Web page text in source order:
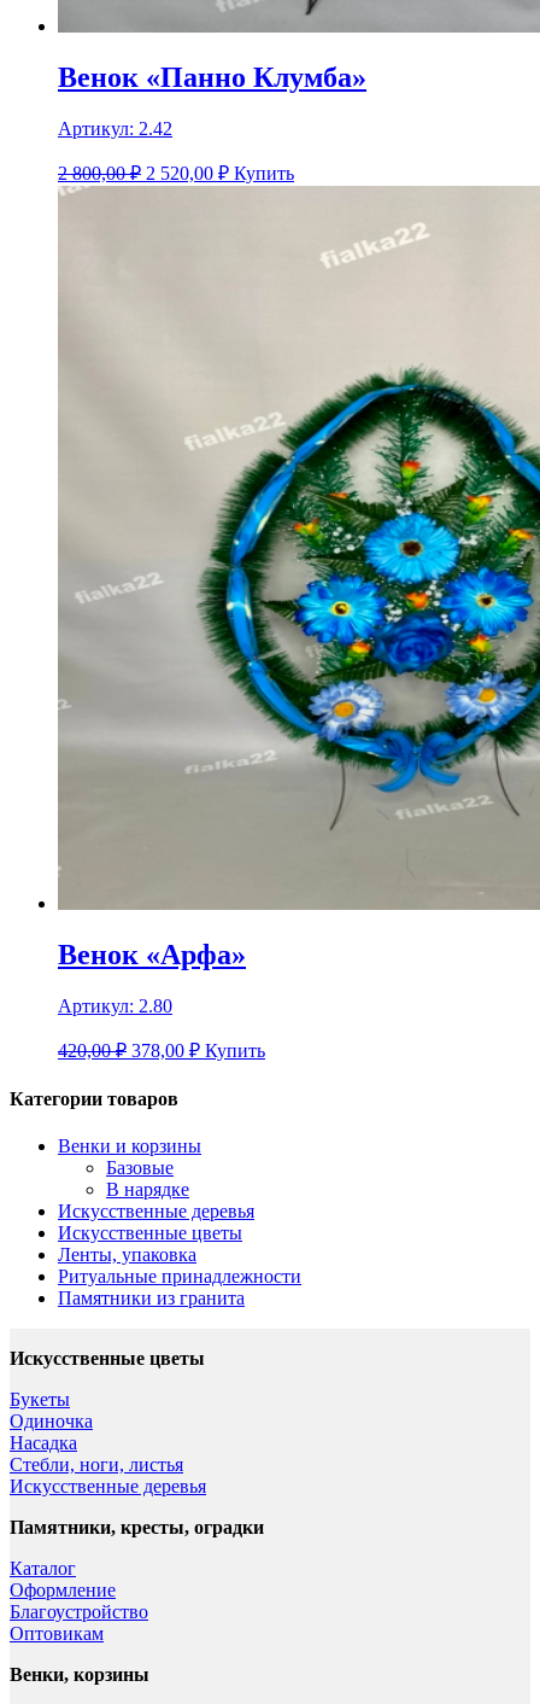
Венок «Панно Клумба»
Артикул: 2.42
2 800,00 ₽ 2 520,00 ₽ Купить
Венок «Арфа»
Артикул: 2.80
420,00 ₽ 378,00 ₽ Купить
Категории товаров
Венки и корзины
Базовые
В нарядке
Искусственные деревья
Искусственные цветы
Ленты, упаковка
Ритуальные принадлежности
Памятники из гранита
Искусственные цветы
Букеты
Одиночка
Насадка
Стебли, ноги, листья
Искусственные деревья
Памятники, кресты, оградки
Каталог
Оформление
Благоустройство
Оптовикам
Венки, корзины